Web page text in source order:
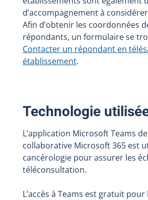
d’accompagnement à
Afin d’obtenir les coordonnées
répondants, un formulaire se
Contacter un répondant en
établissement.
Technologie
L’application Microsoft Teams
collaborative Microsoft 365 est
cancérologie pour assurer les
téléconsultation.
L’accès à Teams est gratuit